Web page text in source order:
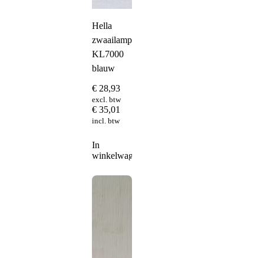
Hella
zwaailampkap
KL7000
blauw
€ 28,93
excl. btw
€ 35,01
incl. btw
In
winkelwagen